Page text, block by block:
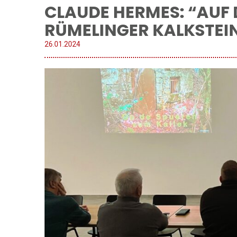
CLAUDE HERMES: “AUF
RÜMELINGER
26. 01 2024